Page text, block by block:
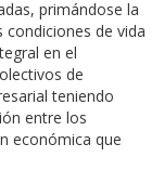
primándose la
condiciones de vida
en el
de
teniendo
entre los
económica que